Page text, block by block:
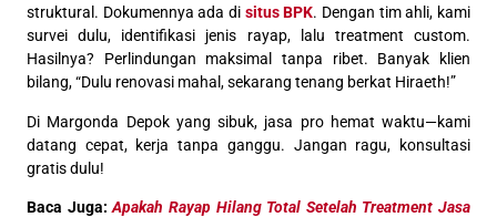
struktural. Dokumennya ada di situs BPK. Dengan tim ahli, kami
survei dulu, identifikasi jenis rayap, lalu treatment custom.
Hasilnya? Perlindungan maksimal tanpa ribet. Banyak klien
bilang, “Dulu renovasi mahal, sekarang tenang berkat Hiraeth!”
Di Margonda Depok yang sibuk, jasa pro hemat waktu—kami
datang cepat, kerja tanpa ganggu. Jangan ragu, konsultasi
gratis dulu!
Baca Juga:Apakah Rayap Hilang Total Setelah Treatment Jasa